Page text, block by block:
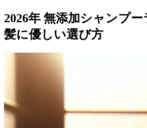
2026年 無添加シャンプー
髪に優しい選び方